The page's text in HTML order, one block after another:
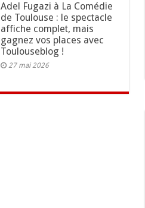
Adel Fugazi à La Comédie
de Toulouse : le spectacle
affiche complet, mais
gagnez vos places avec
Toulouseblog !
27 mai 2026